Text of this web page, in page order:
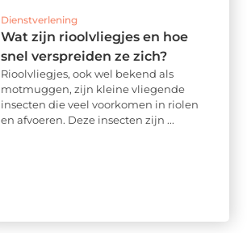
Dienstverlening
Wat zijn rioolvliegjes en hoe
snel verspreiden ze zich?
Rioolvliegjes, ook wel bekend als
motmuggen, zijn kleine vliegende
insecten die veel voorkomen in riolen
en afvoeren. Deze insecten zijn ...